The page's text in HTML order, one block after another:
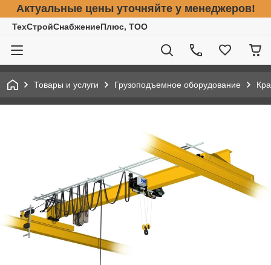
Актуальные цены уточняйте у менеджеров!
ТехСтройСнабжениеПлюс, ТОО
Товары и услуги Грузоподъемное оборудование